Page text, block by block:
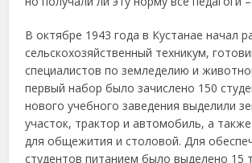
В октябре 1943 года в Кустанае начал
сельскохозяйственный техникум,
специалистов по земледелию и
первый набор было зачислено 150
нового учебного заведения выделили
участок, трактор и автомобиль, а
для общежития и столовой. Для
студентов питанием было выделено 15